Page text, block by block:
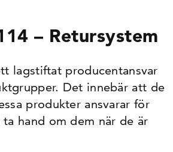
– Retursystem
lagstiftat producentansvar
Det innebär att de
produkter ansvarar för
hand om dem när de är